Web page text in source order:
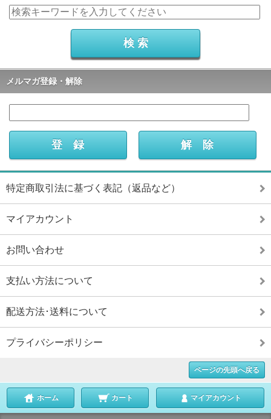
メルマガ登録・解除
特定商取引法に基づく表記（返品など）
マイアカウント
お問い合わせ
支払い方法について
配送方法･送料について
プライバシーポリシー
ページの先頭へ戻る
ホーム カート マイアカウント